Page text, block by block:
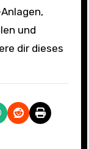
und
dir dieses